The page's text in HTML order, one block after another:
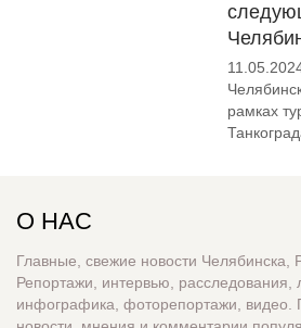
рамках
О НАС
Главные, свежие новости Челябинска,
Репортажи, интервью, расследования,
инфографика, фоторепортажи, видео.